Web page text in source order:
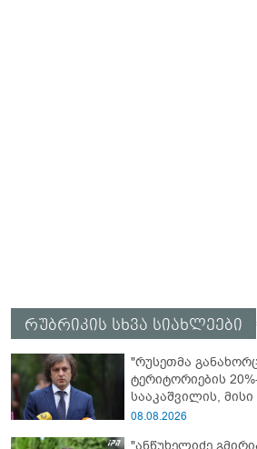
რუბრიკის სხვა სიახლეები
"რუსეთმა
ტერიტორიების
სააკაშვილის,
„ნაცმოძრაობის“
08.08.2026